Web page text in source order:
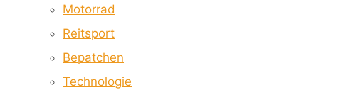
Motorrad
Reitsport
Bepatchen
Technologie